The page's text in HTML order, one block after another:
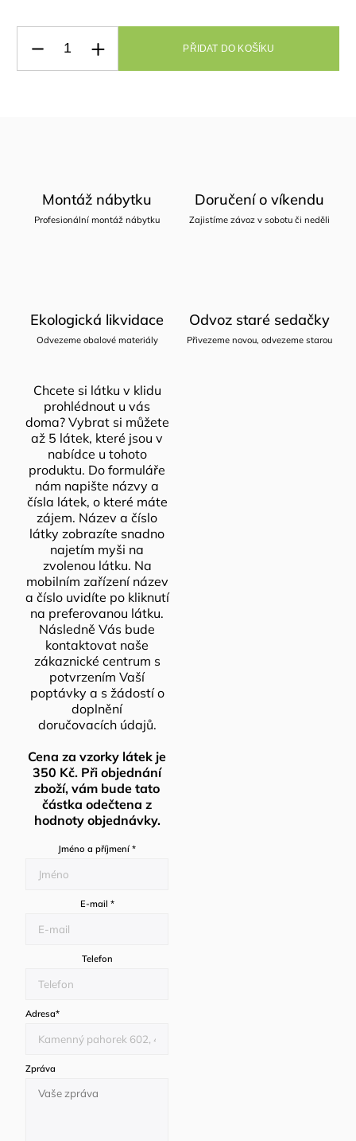
PŘIDAT DO KOŠÍKU
Montáž nábytku
Profesionální montáž nábytku
Doručení o víkendu
Zajistíme závoz v sobotu či neděli
Ekologická likvidace
Odvezeme obalové materiály
Odvoz staré sedačky
Přivezeme novou, odvezeme starou
Chcete si látku v klidu
prohlédnout u vás
doma? Vybrat si můžete
až 5 látek, které jsou v
nabídce u tohoto
produktu. Do formuláře
nám napište názvy a
čísla látek, o které máte
zájem. Název a číslo
látky zobrazíte snadno
najetím myši na
zvolenou látku. Na
mobilním zařízení název
a číslo uvidíte po kliknutí
na preferovanou látku.
Následně Vás bude
kontaktovat naše
zákaznické centrum s
potvrzením Vaší
poptávky a s žádostí o
doplnění
doručovacích údajů.
Cena za vzorky látek je
350 Kč. Při objednání
zboží, vám bude tato
částka odečtena z
hodnoty objednávky.
Jméno a příjmení *
E-mail *
Telefon
Adresa*
Zpráva